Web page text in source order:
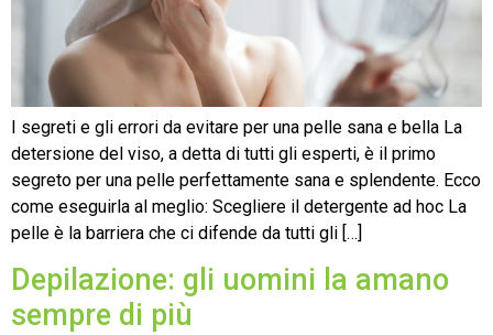
I segreti e gli errori da evitare per una pelle sana e bella La
detersione del viso, a detta di tutti gli esperti, è il primo
segreto per una pelle perfettamente sana e splendente. Ecco
come eseguirla al meglio: Scegliere il detergente ad hoc La
pelle è la barriera che ci difende da tutti gli […]
Depilazione: gli uomini la amano
sempre di più